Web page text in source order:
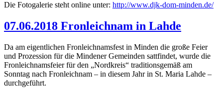
Die Fotogalerie steht online unter: http://www.djk-dom-minden.de/
07.06.2018 Fronleichnam in Lahde
Da am eigentlichen Fronleichnamsfest in Minden die große Feier
und Prozession für die Mindener Gemeinden sattfindet, wurde die
Fronleichnamsfeier für den „Nordkreis“ traditionsgemäß am
Sonntag nach Fronleichnam – in diesem Jahr in St. Maria Lahde –
durchgeführt.